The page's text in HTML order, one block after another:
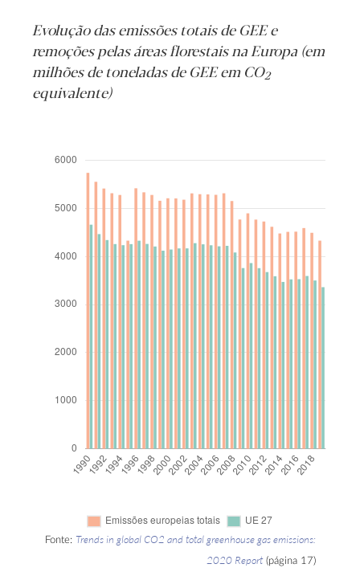
Evolução das emissões totais de GEE e
remoções pelas áreas florestais na Europa (em
milhões de toneladas de GEE em CO2
equivalente)
Fonte: Trends in global CO2 and total greenhouse gas emissions:
2020 Report(página 17)